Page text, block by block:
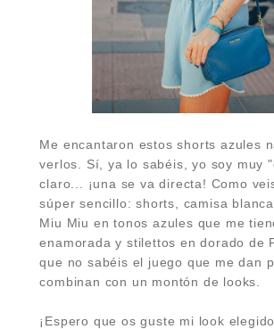
Me encantaron estos shorts azules
verlos. Sí, ya lo sabéis, yo soy muy
claro... ¡una se va directa! Como
súper sencillo: shorts, camisa
Miu Miu en tonos azules que me
enamorada y stilettos en dorado de
que no sabéis el juego que me dan
combinan con un montón de looks.
¡Espero que os guste mi look